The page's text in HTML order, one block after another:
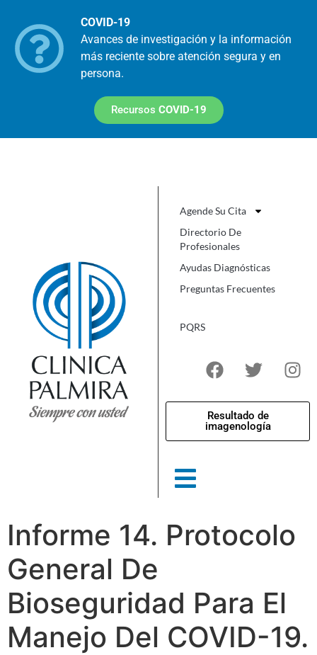
COVID-19
Avances de investigación y la información
más reciente sobre atención segura y en
persona.
Recursos COVID-19
Agende Su Cita
Directorio De
Profesionales
Ayudas Diagnósticas
Preguntas Frecuentes
PQRS
Resultado de
imagenología
Informe 14. Protocolo
General De
Bioseguridad Para El
Manejo Del COVID-19.